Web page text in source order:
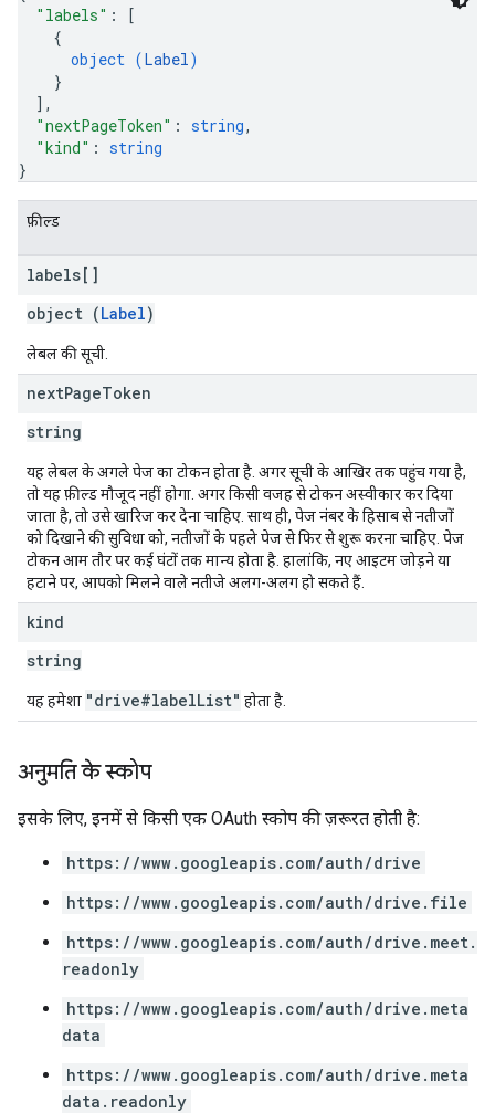
"labels" :
[
{
object (Label)
}
] ,
"nextPageToken" : string,
"kind" : string
}
फ़ील्ड
labels[]
object (Label)
लेबल की सूची.
nextPageToken
string
यह लेबल के अगले पेज का टोकन होता है. अगर सूची के आखिर तक पहुंच गया है,
तो यह फ़ील्ड मौजूद नहीं होगा. अगर किसी वजह से टोकन अस्वीकार कर दिया
जाता है, तो उसे खारिज कर देना चाहिए. साथ ही, पेज नंबर के हिसाब से नतीजों
को दिखाने की सुविधा को, नतीजों के पहले पेज से फिर से शुरू करना चाहिए. पेज
टोकन आम तौर पर कई घंटों तक मान्य होता है. हालांकि, नए आइटम जोड़ने या
हटाने पर, आपको मिलने वाले नतीजे अलग-अलग हो सकते हैं.
kind
string
यह हमेशा "drive#labelList" होता है.
अनुमति के स्कोप
इसके लिए, इनमें से किसी एक OAuth स्कोप की ज़रूरत होती है:
https://www.googleapis.com/auth/drive
https://www.googleapis.com/auth/drive.file
https://www.googleapis.com/auth/drive.meet.
readonly
https://www.googleapis.com/auth/drive.meta
data
https://www.googleapis.com/auth/drive.meta
data.readonly